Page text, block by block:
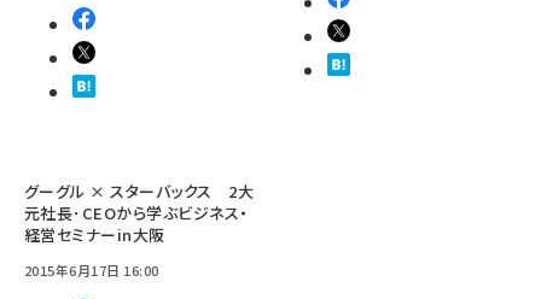
グーグル × スターバックス 2大
元社長･CEOから学ぶビジネス・
経営セミナーin大阪
2015年6月17日 16:00